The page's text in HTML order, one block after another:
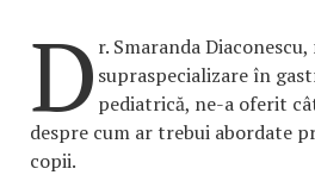
D r. Smaranda
supraspecializare în
pediatrică, ne-a oferit
despre cum ar trebui abordate
copii.